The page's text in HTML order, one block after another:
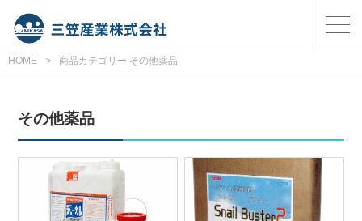
HOME > 商品カテゴリー その他薬品
その他薬品